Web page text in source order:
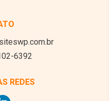
6392
REDES